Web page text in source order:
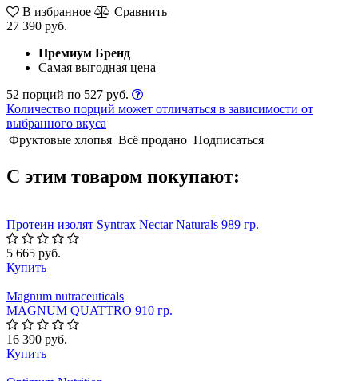
В избранное
Сравнить
27 390 руб.
Премиум Бренд
Самая выгодная цена
52 порций по 527 руб.
Количество порций может отличаться в зависимости от
выбранного вкуса
Фруктовые хлопья Всё продано Подписаться
С этим товаром покупают:
Протеин изолят Syntrax Nectar Naturals 989 гр.
5 665 руб.
Купить
Magnum nutraceuticals
MAGNUM QUATTRO 910 гр.
16 390 руб.
Купить